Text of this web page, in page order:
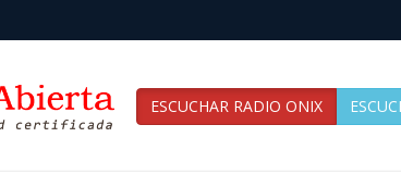
ESCUCHAR RADIO ONIX